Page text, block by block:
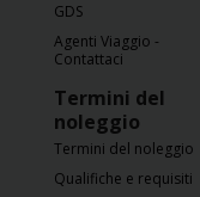
GDS
Agenti Viaggio -
Contattaci
Termini del
noleggio
Termini del noleggio
Qualifiche e requisiti